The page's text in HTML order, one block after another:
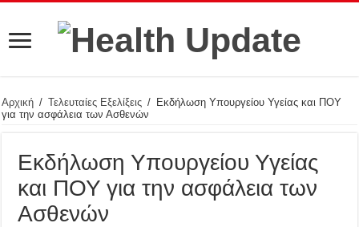
Αρχική / Τελευταίες Εξελίξεις / Εκδήλωση Υπουργείου Υγείας και ΠΟΥ
για την ασφάλεια των Ασθενών
Εκδήλωση Υπουργείου Υγείας
και ΠΟΥ για την ασφάλεια των
Ασθενών